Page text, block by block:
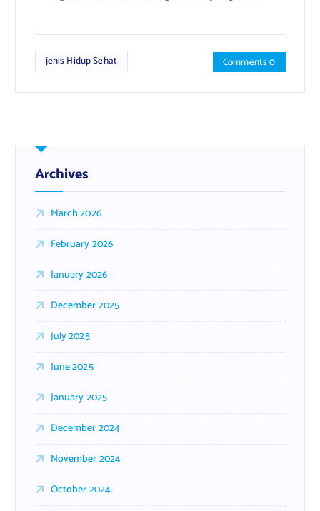
jenis Hidup Sehat Comments 0
Archives
March 2026
February 2026
January 2026
December 2025
July 2025
June 2025
January 2025
December 2024
November 2024
October 2024